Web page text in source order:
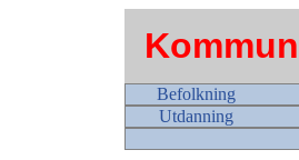
Befolkning
Utdanning